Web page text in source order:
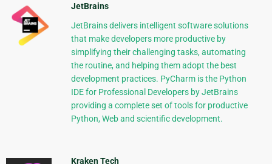
JetBrains
JetBrains delivers intelligent software solutions
that make developers more productive by
simplifying their challenging tasks, automating
the routine, and helping them adopt the best
development practices. PyCharm is the Python
IDE for Professional Developers by JetBrains
providing a complete set of tools for productive
Python, Web and scientific development.
Kraken Tech